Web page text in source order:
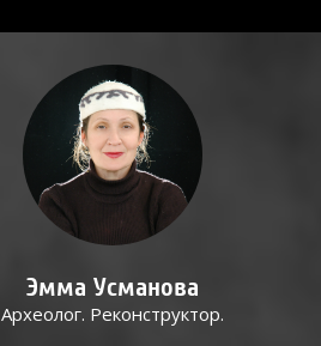
Эмма Усманова
Археолог. Реконструктор.